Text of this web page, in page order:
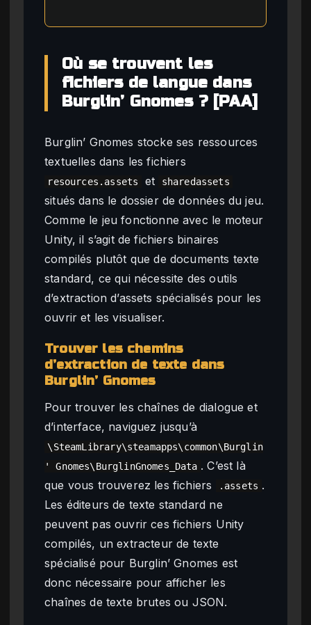
Où se trouvent les
fichiers de langue dans
Burglin’ Gnomes ? [PAA]
Burglin’ Gnomes stocke ses ressources
textuelles dans les fichiers
resources.assets et sharedassets
situés dans le dossier de données du jeu.
Comme le jeu fonctionne avec le moteur
Unity, il s’agit de fichiers binaires
compilés plutôt que de documents texte
standard, ce qui nécessite des outils
d’extraction d’assets spécialisés pour les
ouvrir et les visualiser.
Trouver les chemins
d’extraction de texte dans
Burglin’ Gnomes
Pour trouver les chaînes de dialogue et
d’interface, naviguez jusqu’à
\SteamLibrary\steamapps\common\Burglin
' Gnomes\BurglinGnomes_Data . C’est là
que vous trouverez les fichiers
.assets .
Les éditeurs de texte standard ne
peuvent pas ouvrir ces fichiers Unity
compilés, un extracteur de texte
spécialisé pour Burglin’ Gnomes est
donc nécessaire pour afficher les
chaînes de texte brutes ou JSON.